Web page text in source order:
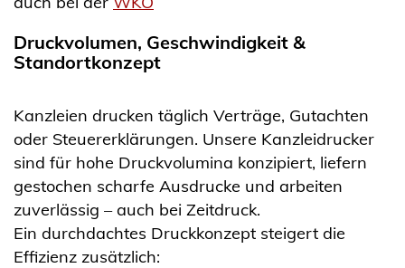
Druckvolumen, Geschwindigkeit &
Standortkonzept
Kanzleien drucken täglich Verträge, Gutachten
oder Steuererklärungen. Unsere Kanzleidrucker
sind für hohe Druckvolumina konzipiert, liefern
gestochen scharfe Ausdrucke und arbeiten
zuverlässig – auch bei Zeitdruck.
Ein durchdachtes Druckkonzept steigert die
Effizienz zusätzlich: